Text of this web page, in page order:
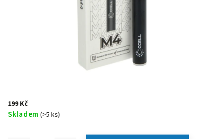
199 Kč
Skladem (>5 ks)